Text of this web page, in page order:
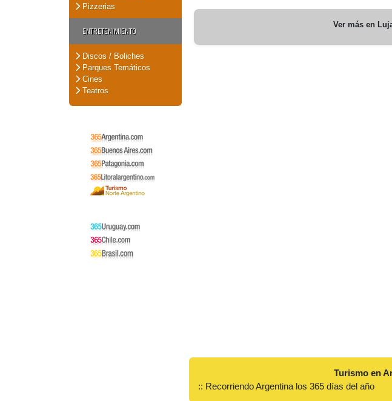
Pizzerias
ENTRETENIMIENTO
Discos / Boliches
Parques Temáticos
Cines
Teatros
Ver más en
Turismo en
:: Recorriendo Argentina los 365 días del año